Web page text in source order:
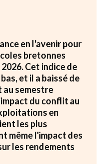
en l'avenir pour
bretonnes
Cet indice de
et il a baissé de
au semestre
du conflit au
en
les plus
même l'impact des
les rendements